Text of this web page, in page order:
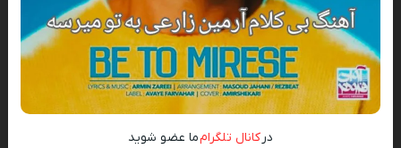
درکانال تلگرامما عضو شوید